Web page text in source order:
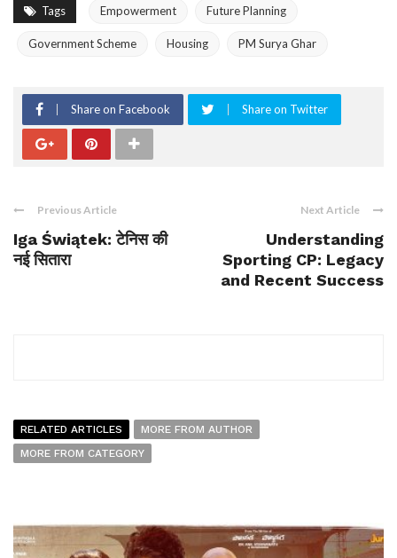
Tags Empowerment Future Planning
Government Scheme Housing PM Surya Ghar
Share on Facebook Share on Twitter
Previous Article
Iga Świątek: टेनिस की
नई सितारा
Next Article
Understanding
Sporting CP: Legacy
and Recent Success
RELATED ARTICLES
MORE FROM AUTHOR
MORE FROM CATEGORY